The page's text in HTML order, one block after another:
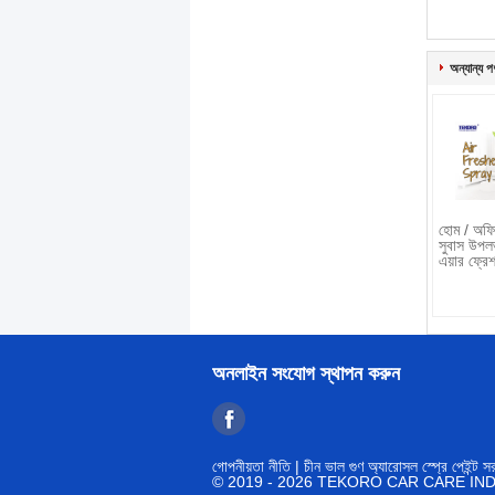
অন্যান্য
হোম /
সুবাস
এয়ার
অনলাইন সংযোগ স্থাপন করুন
গোপনীয়তা নীতি| চীন ভাল গুণ অ্যারোসল স্প্রে পেইন্ট
© 2019 - 2026 TEKORO CAR CARE